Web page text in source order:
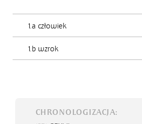
1.a człowiek
1.b wzrok
CHRONOLOGIZACJA: